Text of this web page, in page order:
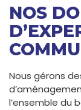
NOS
Nous gérons
l’ensemble du